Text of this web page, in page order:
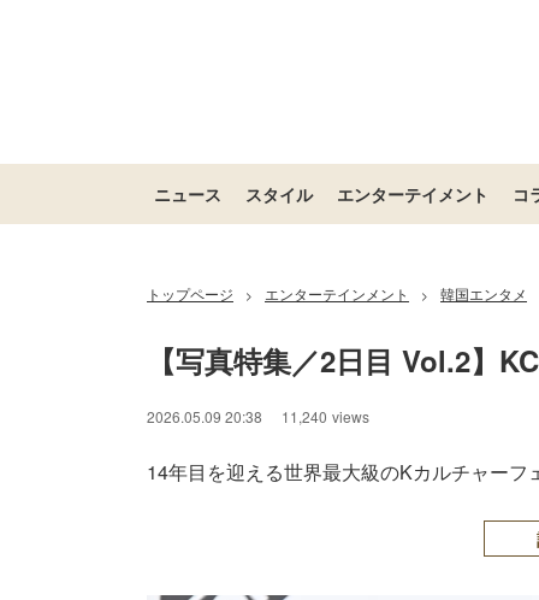
ニュース スタイル エンターテイメント コ
トップページ > エンターテインメント > 韓国エンタメ
【写真特集／2日目 Vol.2】
2026.05.09 20:38 11,240 views
14年目を迎える世界最大級のKカルチャー